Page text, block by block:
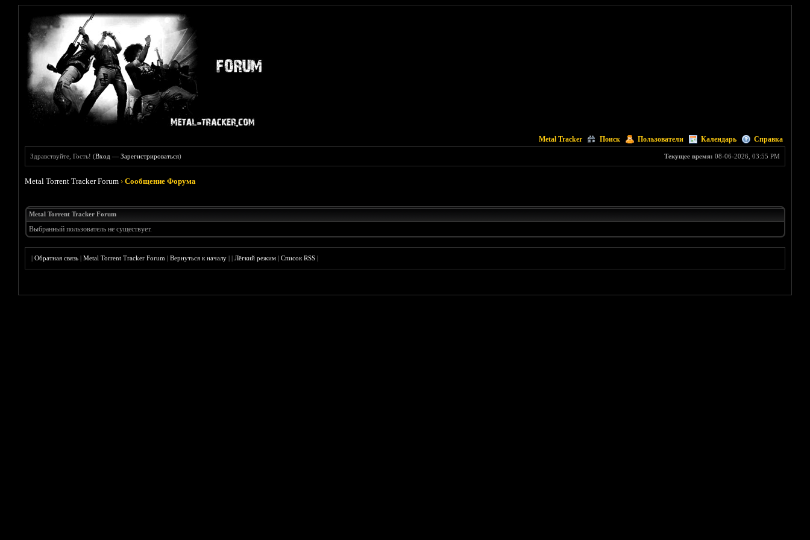
Metal Tracker Поиск Пользователи Календарь Справка
Текущее время: 08-06-2026, 03:55 PM
Здравствуйте, Гость! (Вход —Зарегистрироваться)
Metal Torrent Tracker Forum ›Сообщение Форума
Metal Torrent Tracker Forum
Выбранный пользователь не существует.
|Обратная связь |Metal Torrent Tracker Forum |Вернуться к началу ||Лёгкий режим |Список RSS |